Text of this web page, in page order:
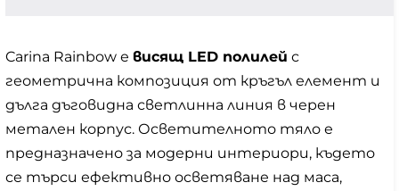
Carina Rainbow е висящ LED полилей с
геометрична композиция от кръгъл елемент и
дълга дъговидна светлинна линия в черен
метален корпус. Осветителното тяло е
предназначено за модерни интериори, където
се търси ефективно осветяване над маса,